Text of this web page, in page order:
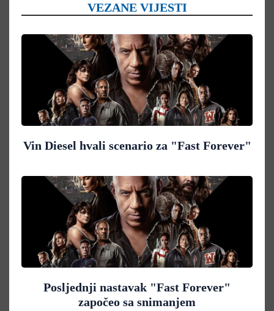
VEZANE VIJESTI
Vin Diesel hvali scenario za "Fast Forever"
Posljednji nastavak "Fast Forever"
započeo sa snimanjem